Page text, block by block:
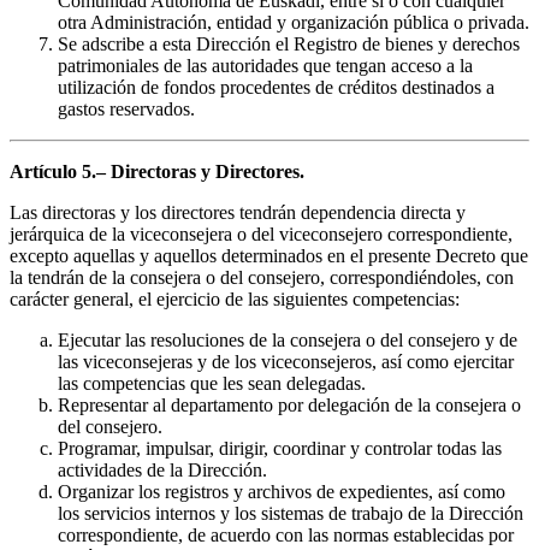
otra Administración, entidad y organización pública o privada.
Se adscribe a esta Dirección el Registro de bienes y derechos
patrimoniales de las autoridades que tengan acceso a la
utilización de fondos procedentes de créditos destinados a
gastos reservados.
Artículo 5.– Directoras y Directores.
Las directoras y los directores tendrán dependencia directa y
jerárquica de la viceconsejera o del viceconsejero correspondiente,
excepto aquellas y aquellos determinados en el presente Decreto que
la tendrán de la consejera o del consejero, correspondiéndoles, con
carácter general, el ejercicio de las siguientes competencias:
Ejecutar las resoluciones de la consejera o del consejero y de
las viceconsejeras y de los viceconsejeros, así como ejercitar
las competencias que les sean delegadas.
Representar al departamento por delegación de la consejera o
del consejero.
Programar, impulsar, dirigir, coordinar y controlar todas las
actividades de la Dirección.
Organizar los registros y archivos de expedientes, así como
los servicios internos y los sistemas de trabajo de la Dirección
correspondiente, de acuerdo con las normas establecidas por